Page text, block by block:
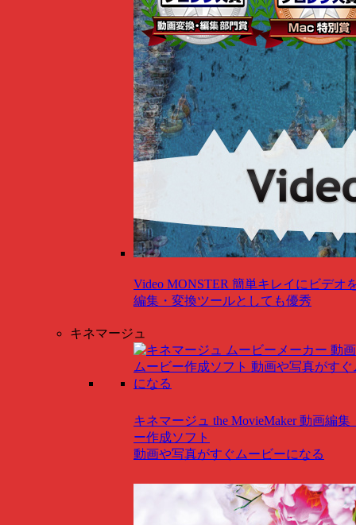
Video MONSTER 簡単キレイにビデオ
編集・変換ツールとしても優秀
キネマージュ
キネマージュ the MovieMaker 動画編集
ー作成ソフト
動画や写真がすぐムービーになる